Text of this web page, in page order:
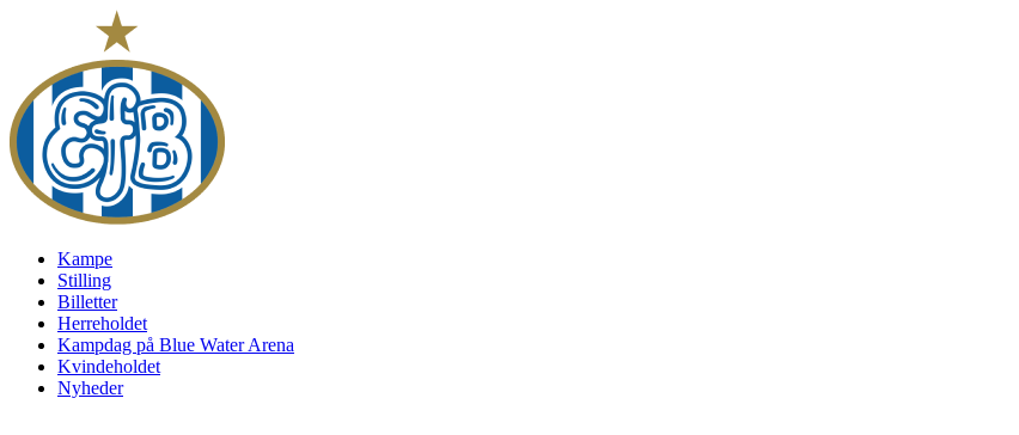
Kampe
Stilling
Billetter
Herreholdet
Kampdag på Blue Water Arena
Kvindeholdet
Nyheder